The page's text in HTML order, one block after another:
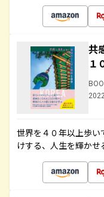
共
１
世界を４０年以上歩
けする、人生を輝か